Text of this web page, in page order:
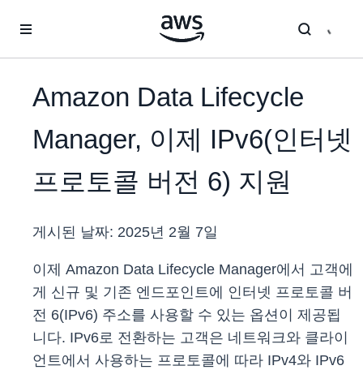
Amazon Data Lifecycle
Manager, 이제 IPv6(인터넷
프로토콜 버전 6) 지원
게시된 날짜: 2025년 2월 7일
이제 Amazon Data Lifecycle Manager에서 고객에
게 신규 및 기존 엔드포인트에 인터넷 프로토콜 버
전 6(IPv6) 주소를 사용할 수 있는 옵션이 제공됩
니다. IPv6로 전환하는 고객은 네트워크와 클라이
언트에서 사용하는 프로토콜에 따라 IPv4와 IPv6